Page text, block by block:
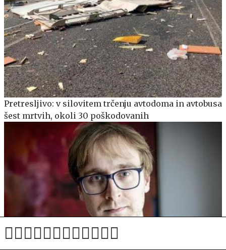
Pretresljivo: v silovitem trčenju avtodoma in avtobusa
šest mrtvih, okoli 30 poškodovanih